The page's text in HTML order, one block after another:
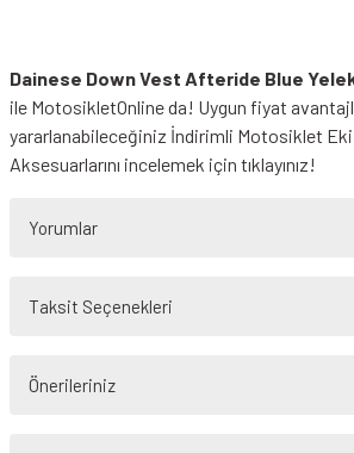
Dainese Down Vest Afteride Blue
ile MotosikletOnline da! Uygun fiyat
yararlanabileceğiniz İndirimli Motosiklet
Aksesuarlarını incelemek için tıklayınız!
Yorumlar
Taksit Seçenekleri
Önerileriniz